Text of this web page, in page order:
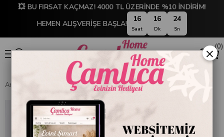
💥 BU FIRSAT KAÇMAZ! 4000 TL ÜZERİNDE %10 İNDİRİM!
HEMEN ALIŞVERİŞE BAŞLA! 16
Saat
16
Dk
23
Sn
0
Anasayfa Siyah Eskitme 2'li Fener Set
×